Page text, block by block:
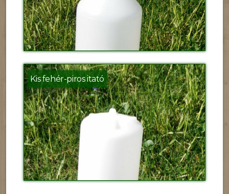
Kis fehér-piros itató